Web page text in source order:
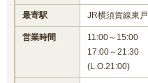
最寄駅 JR横須賀線東
営業時間
11:00～15:00
17:00～21:30
(L.O.21:00)